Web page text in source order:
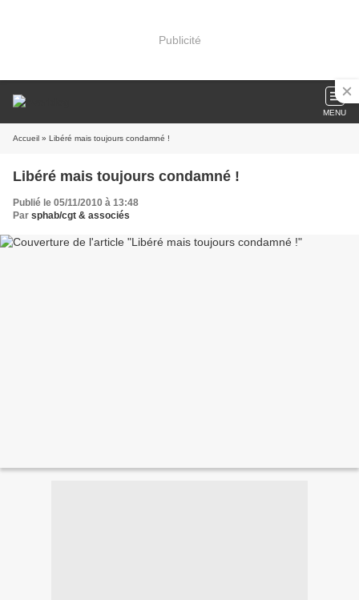
Publicité
MENU
Accueil » Libéré mais toujours condamné !
Libéré mais toujours condamné !
Publié le 05/11/2010 à 13:48
Par sphab/cgt & associés